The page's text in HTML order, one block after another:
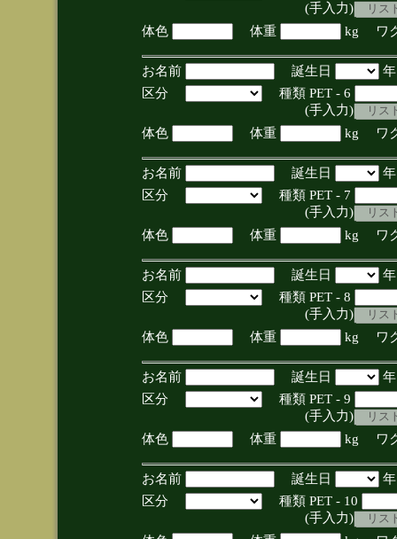
(手入力)
体色
体重 kg ワ
お名前 誕生日
区分
種類 PET - 6
(手入力)
体色
体重 kg ワ
お名前 誕生日
区分
種類 PET - 7
(手入力)
体色
体重 kg ワ
お名前 誕生日
区分
種類 PET - 8
(手入力)
体色
体重 kg ワ
お名前 誕生日
区分
種類 PET - 9
(手入力)
体色
体重 kg ワ
お名前 誕生日
区分
種類 PET - 10
(手入力)